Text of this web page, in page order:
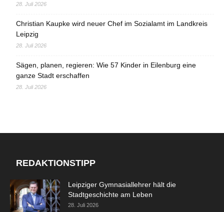
28. Juli 2026
Christian Kaupke wird neuer Chef im Sozialamt im Landkreis
Leipzig
28. Juli 2026
Sägen, planen, regieren: Wie 57 Kinder in Eilenburg eine
ganze Stadt erschaffen
28. Juli 2026
REDAKTIONSTIPP
Leipziger Gymnasiallehrer hält die
Stadtgeschichte am Leben
28. Juli 2026